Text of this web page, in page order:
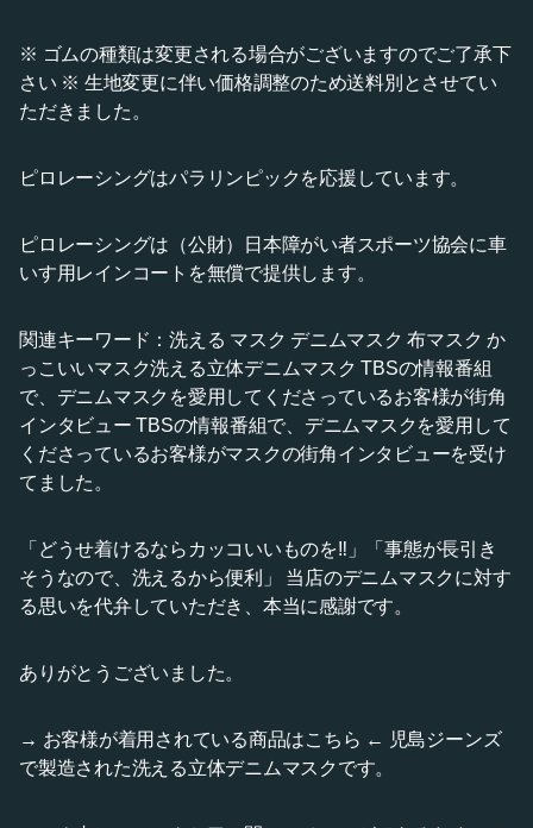
※ ゴムの種類は変更される場合がございますのでご了承下
さい ※ 生地変更に伴い価格調整のため送料別とさせてい
ただきました。
ピロレーシングはパラリンピックを応援しています。
ピロレーシングは（公財）日本障がい者スポーツ協会に車
いす用レインコートを無償で提供します。
関連キーワード：洗える マスク デニムマスク 布マスク か
っこいいマスク洗える立体デニムマスク TBSの情報番組
で、デニムマスクを愛用してくださっているお客様が街角
インタビュー TBSの情報番組で、デニムマスクを愛用して
くださっているお客様がマスクの街角インタビューを受け
てました。
「どうせ着けるならカッコいいものを‼」「事態が長引き
そうなので、洗えるから便利」 当店のデニムマスクに対す
る思いを代弁していただき、本当に感謝です。
ありがとうございました。
→ お客様が着用されている商品はこちら ← 児島ジーンズ
で製造された洗える立体デニムマスクです。